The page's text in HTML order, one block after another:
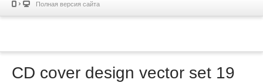
Полная версия сайта
CD cover design vector set 19